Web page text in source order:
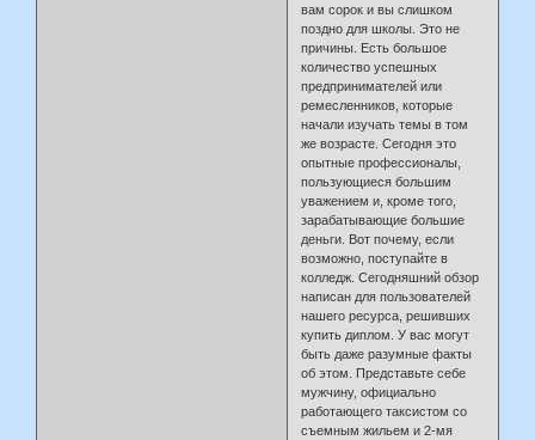
вам сорок и вы слишком
поздно для школы. Это не
причины. Есть большое
количество успешных
предпринимателей или
ремесленников, которые
начали изучать темы в том
же возрасте. Сегодня это
опытные профессионалы,
пользующиеся большим
уважением и, кроме того,
зарабатывающие большие
деньги. Вот почему, если
возможно, поступайте в
колледж. Сегодняшний обзор
написан для пользователей
нашего ресурса, решивших
купить диплом. У вас могут
быть даже разумные факты
об этом. Представьте себе
мужчину, официально
работающего таксистом со
съемным жильем и 2-мя